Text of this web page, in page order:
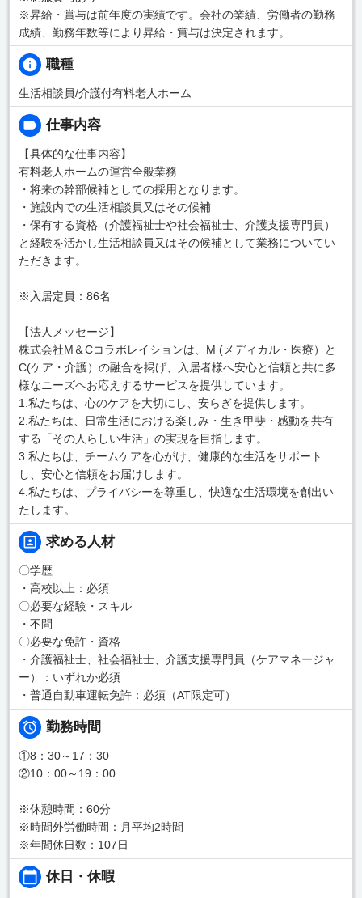
※昇給・賞与は前年度の実績です。会社の業績、労働者の勤務
成績、勤務年数等により昇給・賞与は決定されます。
職種
生活相談員/介護付有料老人ホーム
仕事内容
【具体的な仕事内容】
有料老人ホームの運営全般業務
・将来の幹部候補としての採用となります。
・施設内での生活相談員又はその候補
・保有する資格（介護福祉士や社会福祉士、介護支援専門員）
と経験を活かし生活相談員又はその候補として業務についてい
ただきます。
※入居定員：86名
【法人メッセージ】
株式会社M＆Cコラボレイションは、M (メディカル・医療）と
C(ケア・介護）の融合を掲げ、入居者様へ安心と信頼と共に多
様なニーズヘお応えするサービスを提供しています。
1.私たちは、心のケアを大切にし、安らぎを提供します。
2.私たちは、日常生活における楽しみ・生き甲斐・感動を共有
する「その人らしい生活」の実現を目指します。
3.私たちは、チームケアを心がけ、健康的な生活をサポート
し、安心と信頼をお届けします。
4.私たちは、プライバシーを尊重し、快適な生活環境を創出い
たします。
求める人材
〇学歴
・高校以上：必須
〇必要な経験・スキル
・不問
〇必要な免許・資格
・介護福祉士、社会福祉士、介護支援専門員（ケアマネージャ
ー）：いずれか必須
・普通自動車運転免許：必須（AT限定可）
勤務時間
①8：30～17：30
②10：00～19：00
※休憩時間：60分
※時間外労働時間：月平均2時間
※年間休日数：107日
休日・休暇